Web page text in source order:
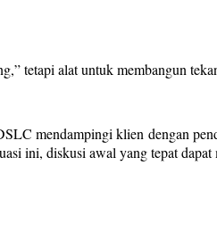
tetapi alat untuk membangun
mendampingi klien dengan
ini, diskusi awal yang tepat dapat